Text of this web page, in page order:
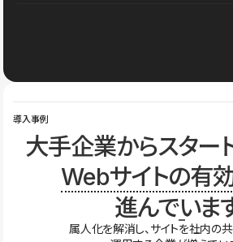
導入事例
大手企業からスター
Webサイトの有
進んでいま
属人化を解消し、サイトを社内の